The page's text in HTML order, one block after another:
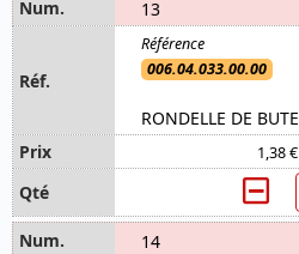
13
006.04.033.00.00
RONDELLE DE
1,38
14